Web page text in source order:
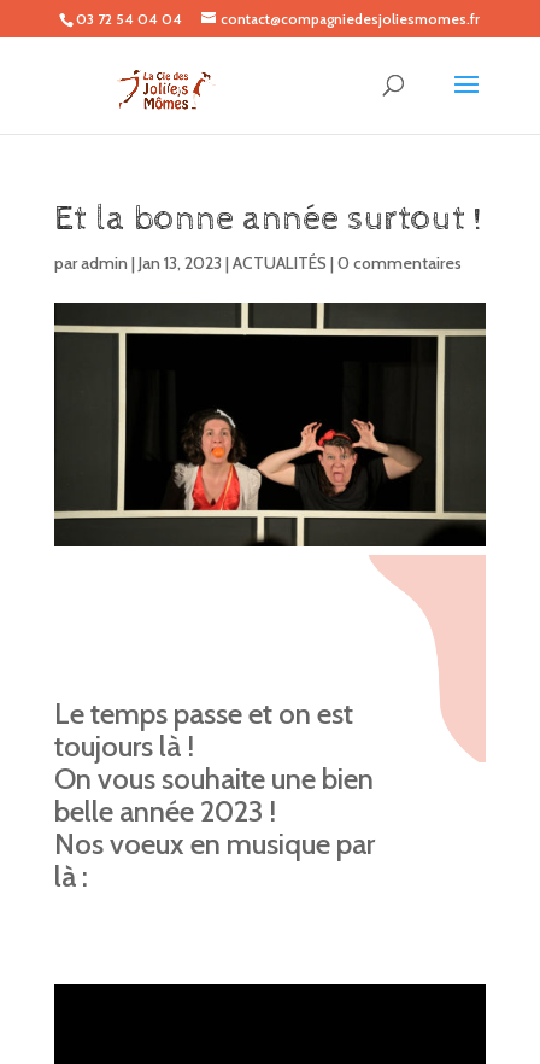
03 72 54 04 04 contact@compagniedesjoliesmomes.fr
Et la bonne année surtout !
paradmin |Jan 13, 2023 |ACTUALITÉS |0 commentaires
Le temps passe et on est
toujours là !
On vous souhaite une bien
belle année 2023 !
Nos voeux en musique par
là :